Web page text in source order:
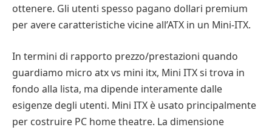
ottenere. Gli utenti spesso pagano dollari premium
per avere caratteristiche vicine all’ATX in un Mini-ITX.
In termini di rapporto prezzo/prestazioni quando
guardiamo micro atx vs mini itx, Mini ITX si trova in
fondo alla lista, ma dipende interamente dalle
esigenze degli utenti. Mini ITX è usato principalmente
per costruire PC home theatre. La dimensione